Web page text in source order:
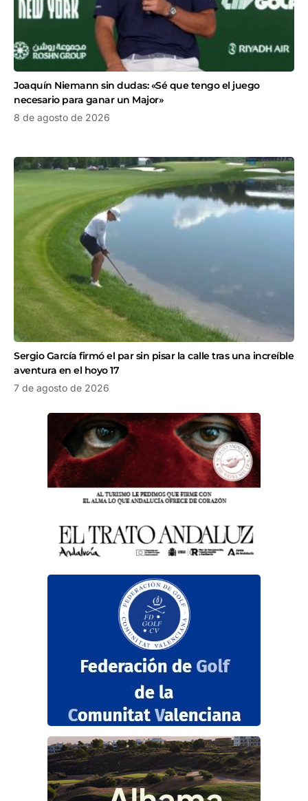
Joaquín Niemann sin dudas: «Sé que tengo el juego
necesario para ganar un Major»
8 de agosto de 2026
Sergio García firmó el par sin pisar la calle tras una increíble
aventura en el hoyo 17
7 de agosto de 2026